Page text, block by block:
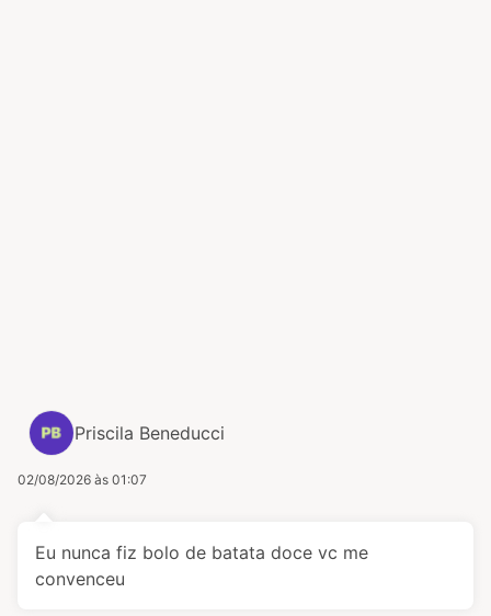
Priscila Beneducci
02/08/2026 às 01:07
Eu nunca fiz bolo de batata doce vc me
convenceu